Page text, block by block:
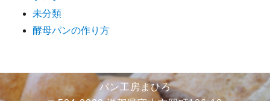
未分類
酵母パンの作り方
パン工房まひろ